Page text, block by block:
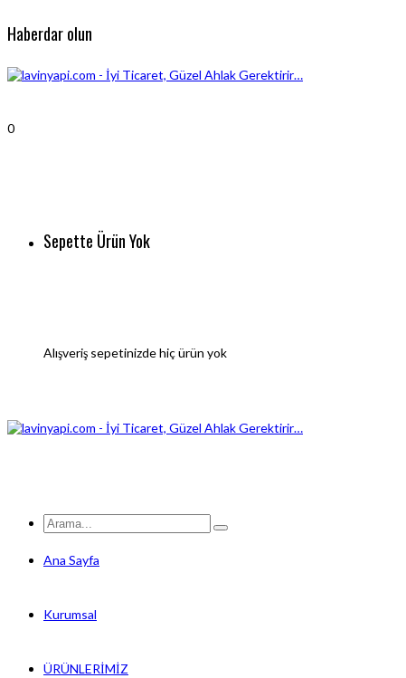
Haberdar olun
0
Sepette Ürün Yok
Alışveriş sepetinizde hiç ürün yok
Ana Sayfa
Kurumsal
ÜRÜNLERİMİZ